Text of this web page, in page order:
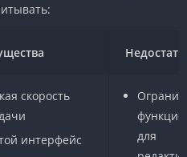
скорость
интерфейс
для